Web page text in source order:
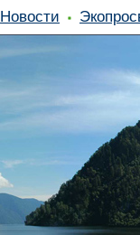
Новости